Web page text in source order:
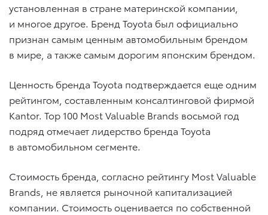
установленная в стране материнской компании,
и многое другое. Бренд Toyota был официально
признан самым ценным автомобильным брендом
в мире, а также самым дорогим японским брендом.
Ценность бренда Toyota подтверждается еще одним
рейтингом, составленным консалтинговой фирмой
Kantor. Top 100 Most Valuable Brands восьмой год
подряд отмечает лидерство бренда Toyota
в автомобильном сегменте.
Стоимость бренда, согласно рейтингу Most Valuable
Brands, не является рыночной капитализацией
компании. Стоимость оценивается по собственной